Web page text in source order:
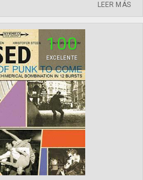
LEER MÁS
100
EXCELENTE